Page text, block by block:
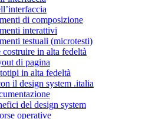
di composizione
interattivi
testuali (microtesti)
costruire in alta fedeltà
di pagina
in alta fedeltà
il design system .italia
del design system
operative